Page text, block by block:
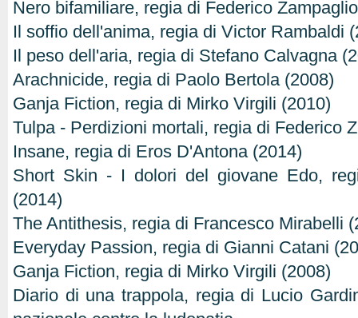
Nero bifamiliare, regia di Federico
Il soffio dell'anima, regia di Victor Rambaldi
Il peso dell'aria, regia di Stefano Calvagna
Arachnicide, regia di Paolo Bertola (2008)
Ganja Fiction, regia di Mirko Virgili (2010)
Tulpa - Perdizioni mortali, regia di Federico
Insane, regia di Eros D'Antona (2014)
Short Skin - I dolori del giovane Edo,
(2014)
The Antithesis, regia di Francesco Mirabelli
Everyday Passion, regia di Gianni Catani
Ganja Fiction, regia di Mirko Virgili (2008)
Diario di una trappola, regia di Lucio